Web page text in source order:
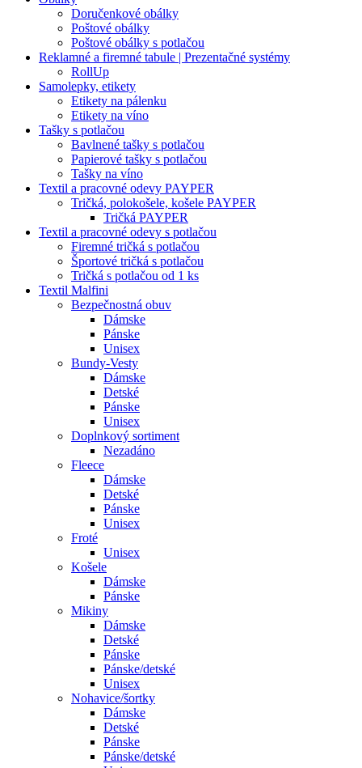
Doručenkové obálky
Poštové obálky
Poštové obálky s potlačou
Reklamné a firemné tabule | Prezentačné systémy
RollUp
Samolepky, etikety
Etikety na pálenku
Etikety na víno
Tašky s potlačou
Bavlnené tašky s potlačou
Papierové tašky s potlačou
Tašky na víno
Textil a pracovné odevy PAYPER
Tričká, polokošele, košele PAYPER
Tričká PAYPER
Textil a pracovné odevy s potlačou
Firemné tričká s potlačou
Športové tričká s potlačou
Tričká s potlačou od 1 ks
Textil Malfini
Bezpečnostná obuv
Dámske
Pánske
Unisex
Bundy-Vesty
Dámske
Detské
Pánske
Unisex
Doplnkový sortiment
Nezadáno
Fleece
Dámske
Detské
Pánske
Unisex
Froté
Unisex
Košele
Dámske
Pánske
Mikiny
Dámske
Detské
Pánske
Pánske/detské
Unisex
Nohavice/šortky
Dámske
Detské
Pánske
Pánske/detské